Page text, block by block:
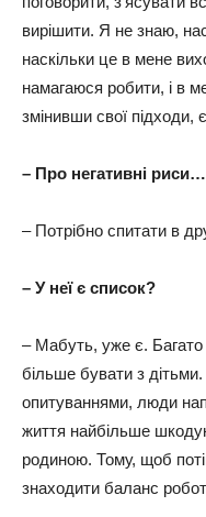
вирішити. Я не знаю,
наскільки це в мене
намагаюся робити, і в
змінивши свої підходи,
– Про негативні риси…
– Потрібно спитати в
– У неї є список?
– Мабуть, уже є. Багато
більше бувати з
опитуваннями, люди
життя найбільше
родиною. Тому, щоб
знаходити баланс